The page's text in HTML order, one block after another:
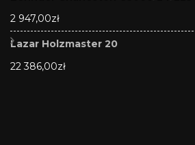
2 947,00zł
Lazar Holzmaster 20
22 386,00zł